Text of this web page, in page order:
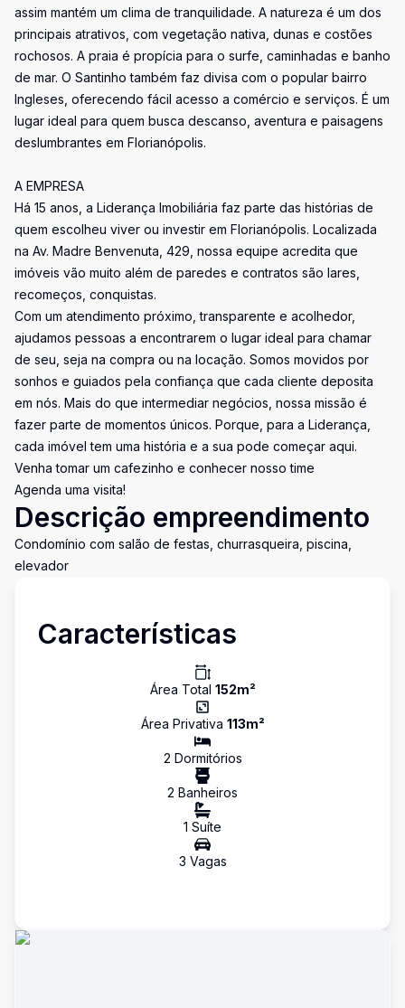
assim mantém um clima de tranquilidade. A natureza é um dos
principais atrativos, com vegetação nativa, dunas e costões
rochosos. A praia é propícia para o surfe, caminhadas e banho
de mar. O Santinho também faz divisa com o popular bairro
Ingleses, oferecendo fácil acesso a comércio e serviços. É um
lugar ideal para quem busca descanso, aventura e paisagens
deslumbrantes em Florianópolis.
A EMPRESA
Há 15 anos, a Liderança Imobiliária faz parte das histórias de
quem escolheu viver ou investir em Florianópolis. Localizada
na Av. Madre Benvenuta, 429, nossa equipe acredita que
imóveis vão muito além de paredes e contratos são lares,
recomeços, conquistas.
Com um atendimento próximo, transparente e acolhedor,
ajudamos pessoas a encontrarem o lugar ideal para chamar
de seu, seja na compra ou na locação. Somos movidos por
sonhos e guiados pela confiança que cada cliente deposita
em nós. Mais do que intermediar negócios, nossa missão é
fazer parte de momentos únicos. Porque, para a Liderança,
cada imóvel tem uma história e a sua pode começar aqui.
Venha tomar um cafezinho e conhecer nosso time
Agenda uma visita!
Descrição empreendimento
Condomínio com salão de festas, churrasqueira, piscina,
elevador
Características
Área Total 152m²
Área Privativa 113m²
2 Dormitórios
2 Banheiros
1 Suíte
3 Vagas